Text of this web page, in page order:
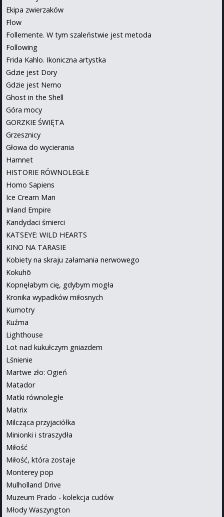
Ekipa zwierzaków
Flow
Follemente. W tym szaleństwie jest metoda
Following
Frida Kahlo. Ikoniczna artystka
Gdzie jest Dory
Gdzie jest Nemo
Ghost in the Shell
Góra mocy
GORZKIE ŚWIĘTA
Grzesznicy
Głowa do wycierania
Hamnet
HISTORIE RÓWNOLEGŁE
Homo Sapiens
Ice Cream Man
Inland Empire
Kandydaci śmierci
KATSEYE: WILD HEARTS
KINO NA TARASIE
Kobiety na skraju załamania nerwowego
Kokuhō
Kopnęłabym cię, gdybym mogła
Kronika wypadków miłosnych
Kumotry
Kuźma
Lighthouse
Lot nad kukułczym gniazdem
Lśnienie
Martwe zło: Ogień
Matador
Matki równoległe
Matrix
Milcząca przyjaciółka
Minionki i straszydła
Miłość
Miłość, która zostaje
Monterey pop
Mulholland Drive
Muzeum Prado - kolekcja cudów
Młody Waszyngton